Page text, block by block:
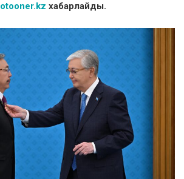
хабарлайды.